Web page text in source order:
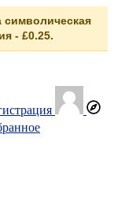
- £0.25.